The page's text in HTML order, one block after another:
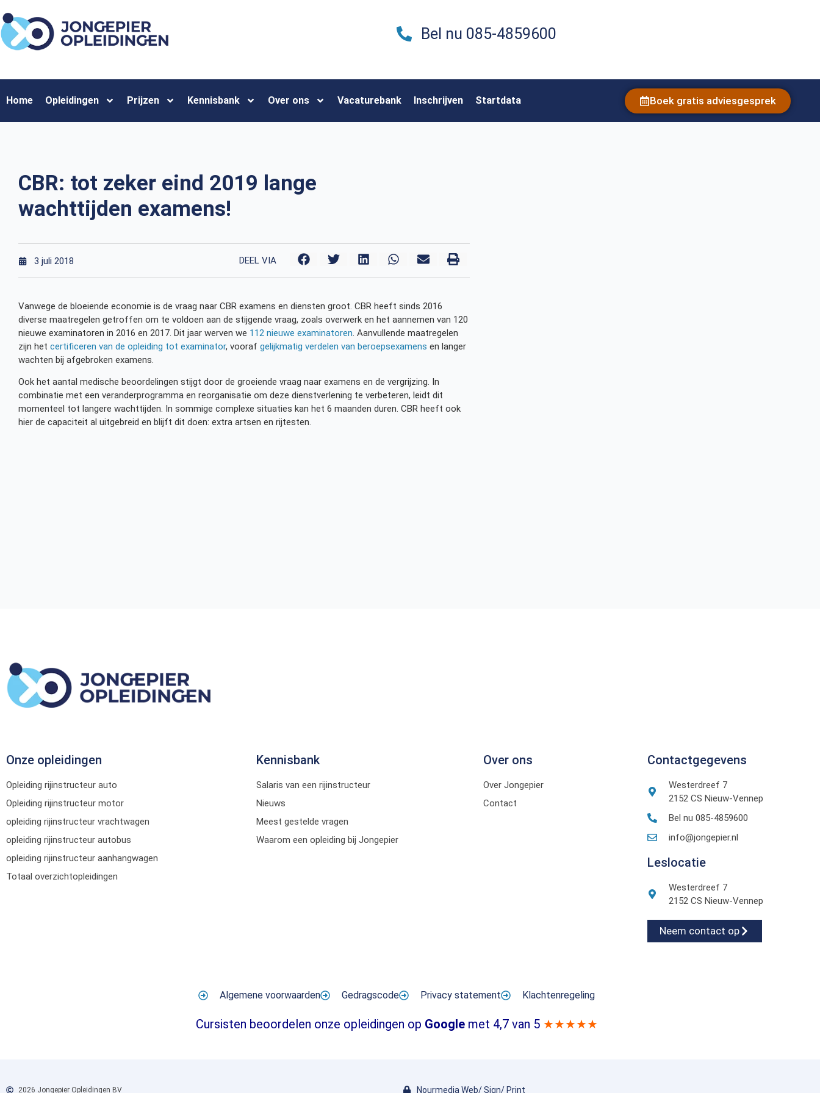
Bel nu 085-4859600
Home Opleidingen Prijzen Kennisbank Over ons Vacaturebank Inschrijven Startdata Boek gratis adviesgesprek
CBR: tot zeker eind 2019 lange
wachttijden examens!
3 juli 2018 DEEL VIA
Vanwege de bloeiende economie is de vraag naar CBR examens en diensten groot. CBR heeft sinds 2016
diverse maatregelen getroffen om te voldoen aan de stijgende vraag, zoals overwerk en het aannemen van 120
nieuwe examinatoren in 2016 en 2017. Dit jaar werven we 112 nieuwe examinatoren. Aanvullende maatregelen
zijn het certificeren van de opleiding tot examinator, vooraf gelijkmatig verdelen van beroepsexamens en langer
wachten bij afgebroken examens.
Ook het aantal medische beoordelingen stijgt door de groeiende vraag naar examens en de vergrijzing. In
combinatie met een veranderprogramma en reorganisatie om deze dienstverlening te verbeteren, leidt dit
momenteel tot langere wachttijden. In sommige complexe situaties kan het 6 maanden duren. CBR heeft ook
hier de capaciteit al uitgebreid en blijft dit doen: extra artsen en rijtesten.
Onze opleidingen
Opleiding rijinstructeur auto
Opleiding rijinstructeur motor
opleiding rijinstructeur vrachtwagen
opleiding rijinstructeur autobus
opleiding rijinstructeur aanhangwagen
Totaal overzichtopleidingen
Kennisbank
Salaris van een rijinstructeur
Nieuws
Meest gestelde vragen
Waarom een opleiding bij Jongepier
Over ons
Over Jongepier
Contact
Contactgegevens
Westerdreef 7
2152 CS Nieuw-Vennep
Bel nu 085-4859600
info@jongepier.nl
Leslocatie
Westerdreef 7
2152 CS Nieuw-Vennep
Neem contact op
Algemene voorwaarden Gedragscode Privacy statement Klachtenregeling
Cursisten beoordelen onze opleidingen op Googlemet 4,7 van 5 ★★★★★
2026 Jongepier Opleidingen BV Nourmedia Web/ Sign/ Print